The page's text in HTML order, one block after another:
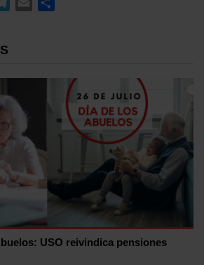
USO reivindica pensiones